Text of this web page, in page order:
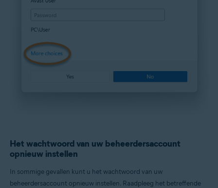
Het wachtwoord van uw beheerdersaccount
opnieuw instellen
In sommige gevallen kunt u het wachtwoord van uw
beheerdersaccount opnieuw instellen. Raadpleeg het betreffende